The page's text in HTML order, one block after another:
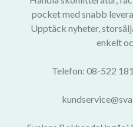
pocket med snabb
Upptäck nyheter,
enkelt
Telefon: 08-522